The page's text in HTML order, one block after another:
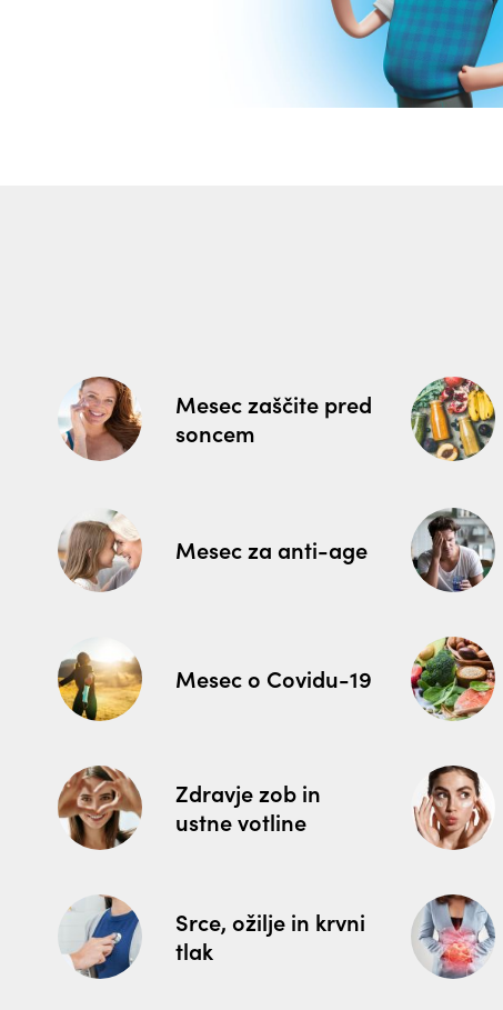
Mesec zaščite pred
soncem
Mesec za anti-age
Mesec o Covidu-19
Zdravje zob in
ustne votline
Srce, ožilje in krvni
tlak